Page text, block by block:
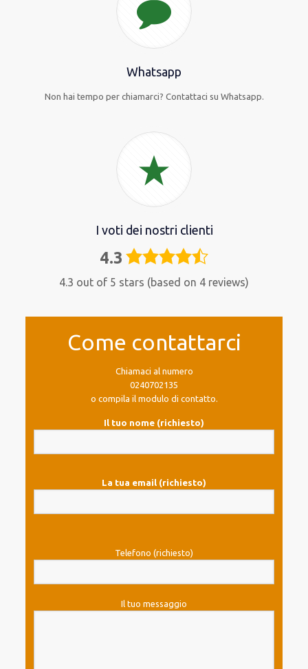
Whatsapp
Non hai tempo per chiamarci? Contattaci su Whatsapp.
I voti dei nostri clienti
4.3 4,3
4.3 out of 5 stars (based on 4 reviews)
Come contattarci
Chiamaci al numero
0240702135
o compila il modulo di contatto.
Il tuo nome (richiesto)
La tua email (richiesto)
Telefono (richiesto)
Il tuo messaggio